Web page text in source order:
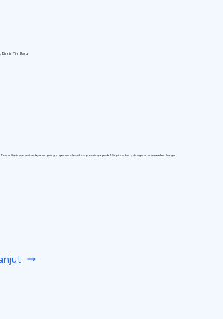
Bisnis Tim Baru
Business untuk layanan penyimpanan cloud korporatnya pada 1 September, dengan menawarkan harga